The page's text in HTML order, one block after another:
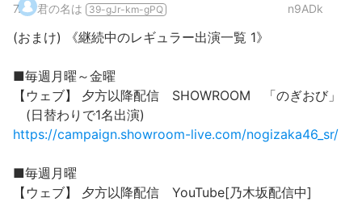
7. 君の名は 39-gJr-km-gPQ n9ADk
(おまけ) 《継続中のレギュラー出演一覧 1》
■毎週月曜～金曜
【ウェブ】 夕方以降配信 SHOWROOM 「のぎおび」
(日替わりで1名出演)
https://campaign.showroom-live.com/nogizaka46_sr/
■毎週月曜
【ウェブ】 夕方以降配信 YouTube[乃木坂配信中]